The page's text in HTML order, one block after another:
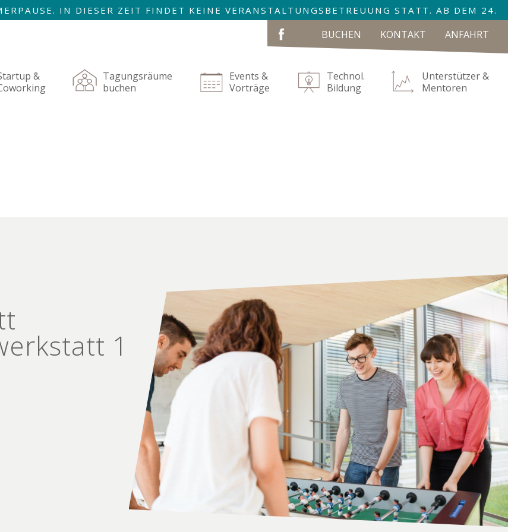
IN DIESER ZEIT FINDET KEINE VERANSTALTUNGSBETREUUNG STATT. AB DEM 24.
NAVIGATION
ÜBERSPRINGEN
ANFAHRT
KONTAKT
BUCHEN
&
Tagungsräume
buchen
Events &
Vorträge
Technol.
Bildung
Unterstützer &
Mentoren
1